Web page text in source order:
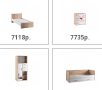
7118p. 7735p.